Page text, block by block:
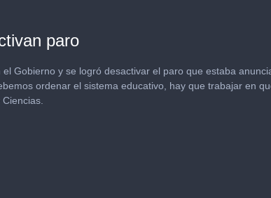
paro
Gobierno y se logró desactivar el paro que estaba
ordenar el sistema educativo, hay que trabajar en